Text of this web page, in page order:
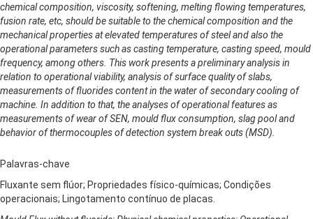
chemical composition, viscosity, softening, melting flowing temperatures,
fusion rate, etc, should be suitable to the chemical composition and the
mechanical properties at elevated temperatures of steel and also the
operational parameters such as casting temperature, casting speed, mould
frequency, among others. This work presents a preliminary analysis in
relation to operational viability, analysis of surface quality of slabs,
measurements of fluorides content in the water of secondary cooling of
machine. In addition to that, the analyses of operational features as
measurements of wear of SEN, mould flux consumption, slag pool and
behavior of thermocouples of detection system break outs (MSD).
Palavras-chave
Fluxante sem flúor; Propriedades físico-químicas; Condições
operacionais; Lingotamento contínuo de placas.